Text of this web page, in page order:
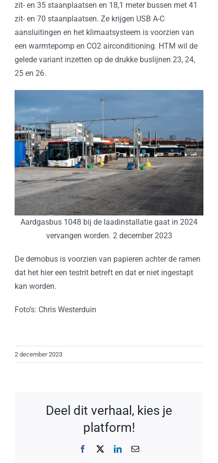
zit- en 35 staanplaatsen en 18,1 meter bussen met 41
zit- en 70 staanplaatsen. Ze krijgen USB A-C
aansluitingen en het klimaatsysteem is voorzien van
een warmtepomp en CO2 airconditioning. HTM wil de
gelede variant inzetten op de drukke buslijnen 23, 24,
25 en 26.
Aardgasbus 1048 bij de laadinstallatie gaat in 2024
vervangen worden. 2 december 2023
De demobus is voorzien van papieren achter de ramen
dat het hier een testrit betreft en dat er niet ingestapt
kan worden.
Foto’s: Chris Westerduin
2 december 2023
Deel dit verhaal, kies je
platform!
Facebook LinkedIn
E-